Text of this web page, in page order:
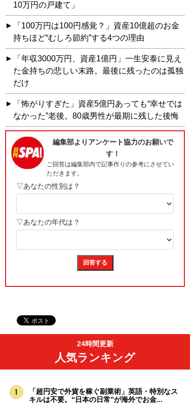
10万円の戸建て」
「100万円は100円感覚？」資産10億超のお金
持ちほど“むしろ節約”する4つの理由
「年収3000万円、資産1億円」一生安泰に見え
た金持ちの悲しい末路。最後に残ったのは孤独
だけ
「怖がりすぎた」資産5億円あっても“幸せでは
なかった”老後。80歳男性が最期に残した後悔
24時間更新
人気ランキング
「超円安で外貨を稼ぐ副業術」英語・特別なス
キルは不要。“日本の日常”が海外でお金...